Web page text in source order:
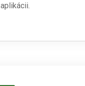
aplikácii.